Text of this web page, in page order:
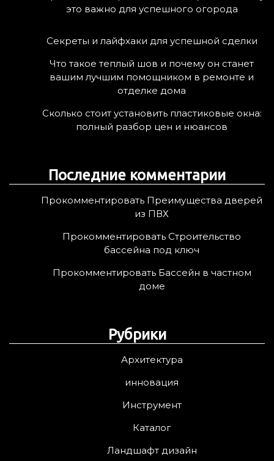
это важно для успешного огорода
Секреты и лайфхаки для успешной сделки
Что такое теплый шов и почему он станет
вашим лучшим помощником в ремонте и
отделке дома
Сколько стоит установить пластиковые окна:
полный разбор цен и нюансов
Последние комментарии
Прокомментировать Преимущества дверей
из ПВХ
Прокомментировать Строительство
бассейна под ключ
Прокомментировать Бассейн в частном
доме
Рубрики
Архитектура
инновация
Инструмент
Каталог
Ландшафт дизайн